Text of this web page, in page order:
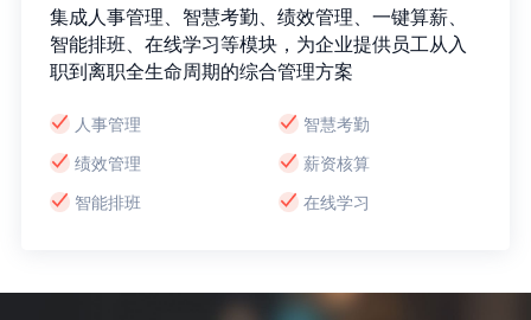
集成人事管理、智慧考勤、绩效管理、一键算薪、
智能排班、在线学习等模块，为企业提供员工从入
职到离职全生命周期的综合管理方案
人事管理
智慧考勤
绩效管理
薪资核算
智能排班
在线学习